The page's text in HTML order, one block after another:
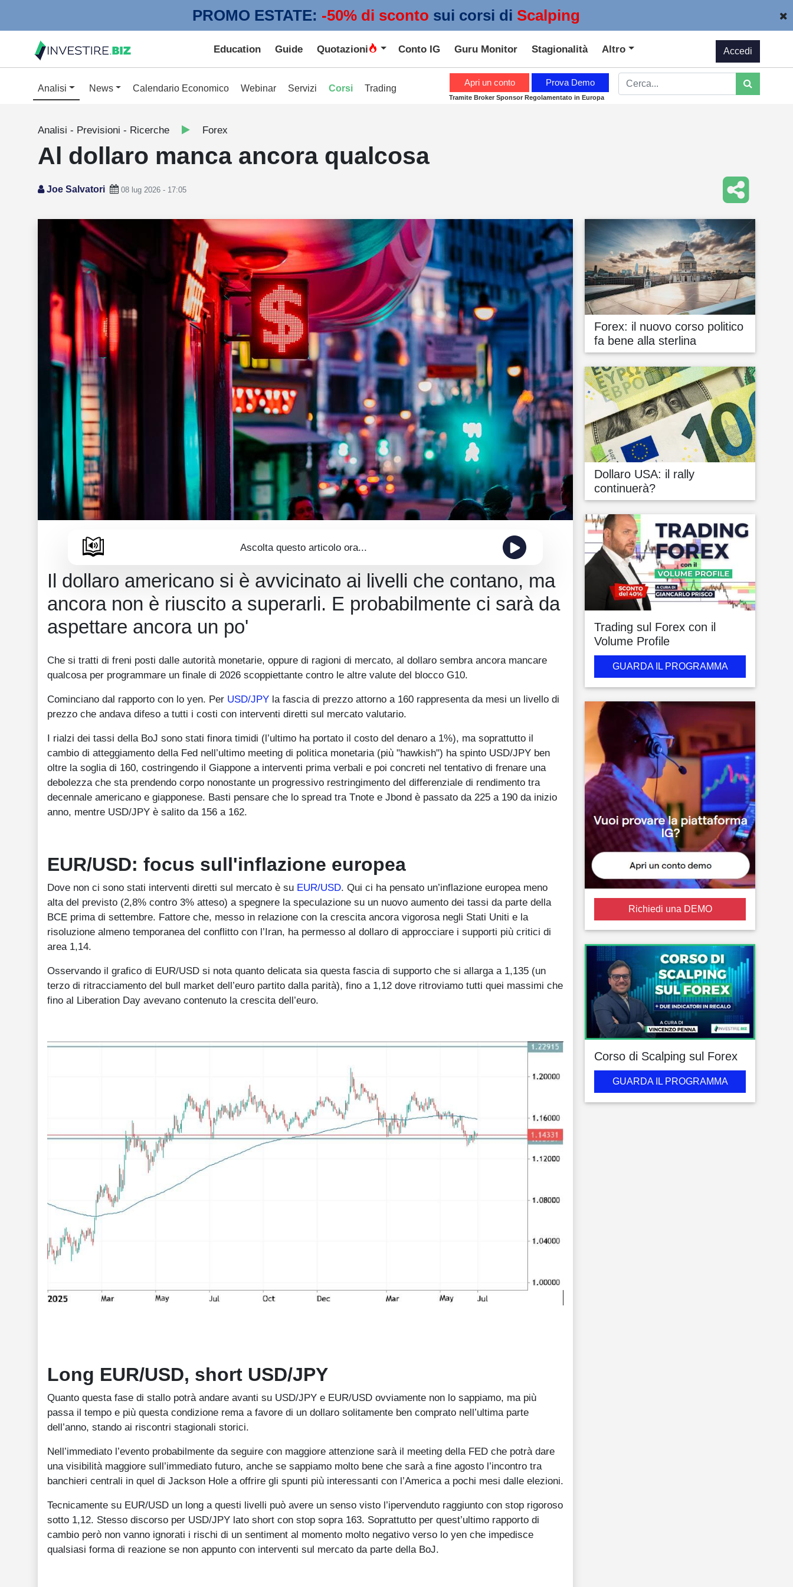
PROMO ESTATE: -50% di sconto sui corsi di Scalping
Education Guide Quotazioni Conto IG Guru Monitor Stagionalità Altro Accedi
Analisi News Calendario Economico Webinar Servizi Corsi Trading
Apri un conto Prova Demo
Tramite Broker Sponsor Regolamentato in Europa
Analisi - Previsioni - Ricerche Forex
Al dollaro manca ancora qualcosa
Joe Salvatori 08 lug 2026 - 17:05
Ascolta questo articolo ora...
Il dollaro americano si è avvicinato ai livelli che contano, ma
ancora non è riuscito a superarli. E probabilmente ci sarà da
aspettare ancora un po'
Che si tratti di freni posti dalle autorità monetarie, oppure di ragioni di mercato, al dollaro sembra ancora mancare
qualcosa per programmare un finale di 2026 scoppiettante contro le altre valute del blocco G10.
Cominciano dal rapporto con lo yen. Per USD/JPY la fascia di prezzo attorno a 160 rappresenta da mesi un livello di
prezzo che andava difeso a tutti i costi con interventi diretti sul mercato valutario.
I rialzi dei tassi della BoJ sono stati finora timidi (l’ultimo ha portato il costo del denaro a 1%), ma soprattutto il
cambio di atteggiamento della Fed nell’ultimo meeting di politica monetaria (più "hawkish") ha spinto USD/JPY ben
oltre la soglia di 160, costringendo il Giappone a interventi prima verbali e poi concreti nel tentativo di frenare una
debolezza che sta prendendo corpo nonostante un progressivo restringimento del differenziale di rendimento tra
decennale americano e giapponese. Basti pensare che lo spread tra Tnote e Jbond è passato da 225 a 190 da inizio
anno, mentre USD/JPY è salito da 156 a 162.
EUR/USD: focus sull'inflazione europea
Dove non ci sono stati interventi diretti sul mercato è su EUR/USD. Qui ci ha pensato un’inflazione europea meno
alta del previsto (2,8% contro 3% atteso) a spegnere la speculazione su un nuovo aumento dei tassi da parte della
BCE prima di settembre. Fattore che, messo in relazione con la crescita ancora vigorosa negli Stati Uniti e la
risoluzione almeno temporanea del conflitto con l’Iran, ha permesso al dollaro di approcciare i supporti più critici di
area 1,14.
Osservando il grafico di EUR/USD si nota quanto delicata sia questa fascia di supporto che si allarga a 1,135 (un
terzo di ritracciamento del bull market dell’euro partito dalla parità), fino a 1,12 dove ritroviamo tutti quei massimi che
fino al Liberation Day avevano contenuto la crescita dell’euro.
Long EUR/USD, short USD/JPY
Quanto questa fase di stallo potrà andare avanti su USD/JPY e EUR/USD ovviamente non lo sappiamo, ma più
passa il tempo e più questa condizione rema a favore di un dollaro solitamente ben comprato nell’ultima parte
dell’anno, stando ai riscontri stagionali storici.
Nell’immediato l’evento probabilmente da seguire con maggiore attenzione sarà il meeting della FED che potrà dare
una visibilità maggiore sull’immediato futuro, anche se sappiamo molto bene che sarà a fine agosto l’incontro tra
banchieri centrali in quel di Jackson Hole a offrire gli spunti più interessanti con l’America a pochi mesi dalle elezioni.
Tecnicamente su EUR/USD un long a questi livelli può avere un senso visto l’ipervenduto raggiunto con stop rigoroso
sotto 1,12. Stesso discorso per USD/JPY lato short con stop sopra 163. Soprattutto per quest’ultimo rapporto di
cambio però non vanno ignorati i rischi di un sentiment al momento molto negativo verso lo yen che impedisce
qualsiasi forma di reazione se non appunto con interventi sul mercato da parte della BoJ.
Forex: il nuovo corso politico
fa bene alla sterlina
Dollaro USA: il rally
continuerà?
Trading sul Forex con il
Volume Profile
GUARDA IL PROGRAMMA
Richiedi una DEMO
Corso di Scalping sul Forex
GUARDA IL PROGRAMMA